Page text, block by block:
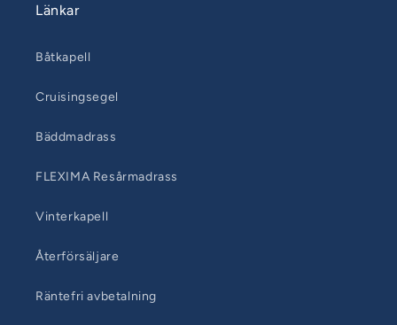
Länkar
Båtkapell
Cruisingsegel
Bäddmadrass
FLEXIMA Resårmadrass
Vinterkapell
Återförsäljare
Räntefri avbetalning